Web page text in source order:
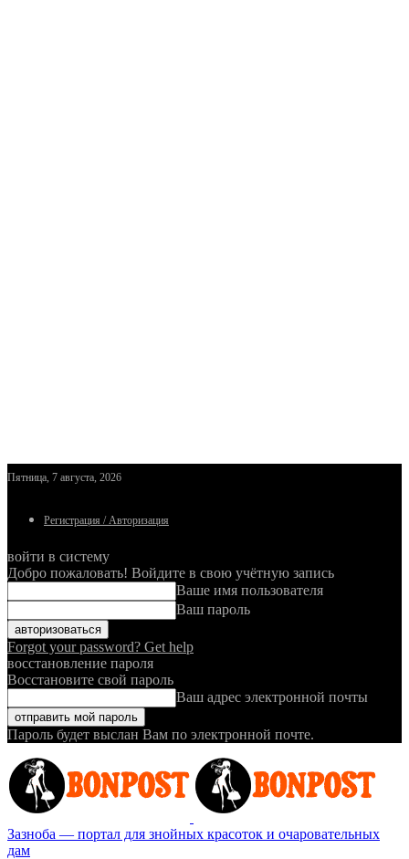
Пятница, 7 августа, 2026
Регистрация / Авторизация
войти в систему
Добро пожаловать! Войдите в свою учётную запись
Ваше имя пользователя
Ваш пароль
Forgot your password? Get help
восстановление пароля
Восстановите свой пароль
Ваш адрес электронной почты
Пароль будет выслан Вам по электронной почте.
Зазноба — портал для знойных красоток и очаровательных
дам